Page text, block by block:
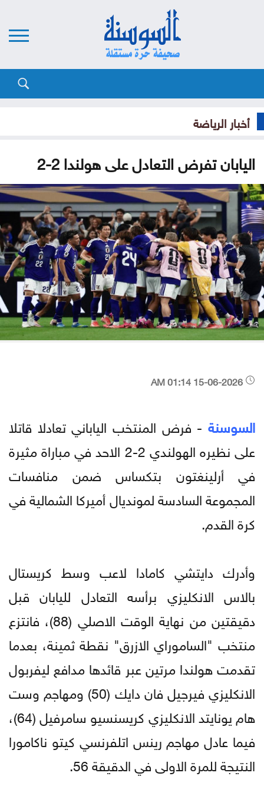
أخبار الرياضة
اليابان تفرض التعادل على هولندا 2-2
السوسنة - فرض المنتخب الياباني تعادلا قاتلا
على نظيره الهولندي 2-2 الاحد في مباراة مثيرة
في أرلينغتون بتكساس ضمن منافسات
المجموعة السادسة لمونديال أميركا الشمالية في
كرة القدم.
وأدرك دايتشي كامادا لاعب وسط كريستال
بالاس الانكليزي برأسه التعادل لليابان قبل
دقيقتين من نهاية الوقت الاصلي (88)، فانتزع
منتخب "الساموراي الازرق" نقطة ثمينة، بعدما
تقدمت هولندا مرتين عبر قائدها مدافع ليفربول
الانكليزي فيرجيل فان دايك (50) ومهاجم وست
هام يونايتد الانكليزي كريسنسيو سامرفيل (64)،
فيما عادل مهاجم رينس اتلفرنسي كيتو ناكامورا
النتيجة للمرة الاولى في الدقيقة 56.